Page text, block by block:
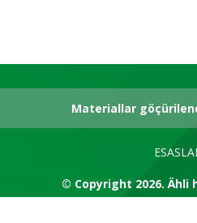
Materiallar
© Copyright 2026.Ähli